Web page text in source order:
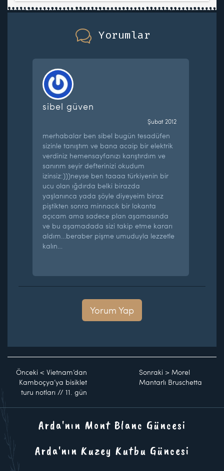
Yorumlar
sibel güven
Şubat 2012
merhabalar ben sibel bugün tesadüfen
sizinle tanıştım ve bana acaip bir elektrik
verdiniz hemensayfanızı karıştırdım ve
sanırım seyir defterinizi okudum
izinsiz:)))neyse ben taaaa türkiyenin bir
ucu olan ığdırda belki birazda
yaşlanınca yada şöyle diyeyeim biraz
piştikten sonra minnacık bir lokanta
açıcam ama sadece plan aşamasında
ve bu aşamadada sizi takip etme kararı
aldım…beraber pişme umuduyla lezzetle
kalın…
Yorum Yap
Önceki < Vietnam’dan
Kamboçya’ya bisiklet
turu notları // 11. gün
Sonraki > Morel
Mantarlı Bruschetta
Arda'nın Mont Blanc Güncesi
Arda'nın Kuzey Kutbu Güncesi